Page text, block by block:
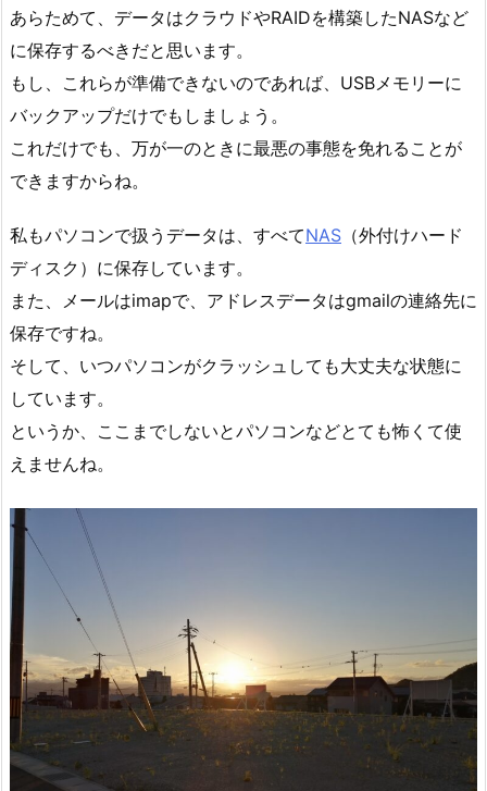
あらためて、データはクラウドやRAIDを構築したNASなど
に保存するべきだと思います。
もし、これらが準備できないのであれば、USBメモリーに
バックアップだけでもしましょう。
これだけでも、万が一のときに最悪の事態を免れることが
できますからね。
私もパソコンで扱うデータは、すべてNAS （外付けハード
ディスク）に保存しています。
また、メールはimapで、アドレスデータはgmailの連絡先に
保存ですね。
そして、いつパソコンがクラッシュしても大丈夫な状態に
しています。
というか、ここまでしないとパソコンなどとても怖くて使
えませんね。